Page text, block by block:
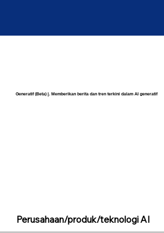
Generatif (Beta) |. Memberikan berita dan tren terkini dalam AI generatif
Perusahaan/produk/teknologi AI